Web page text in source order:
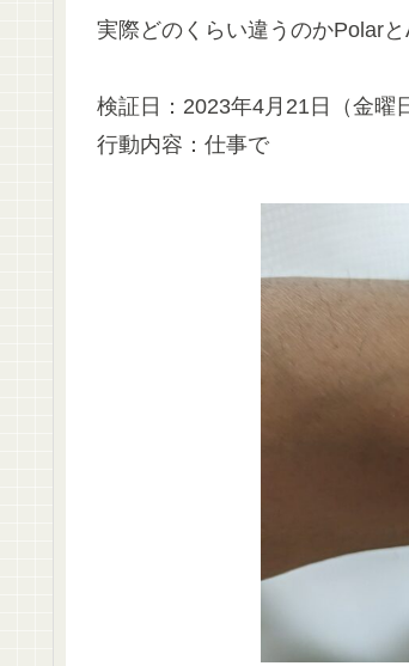
実際どのくらい違うのかPolar
検証日：2023年4月21日（金曜
行動内容：仕事で